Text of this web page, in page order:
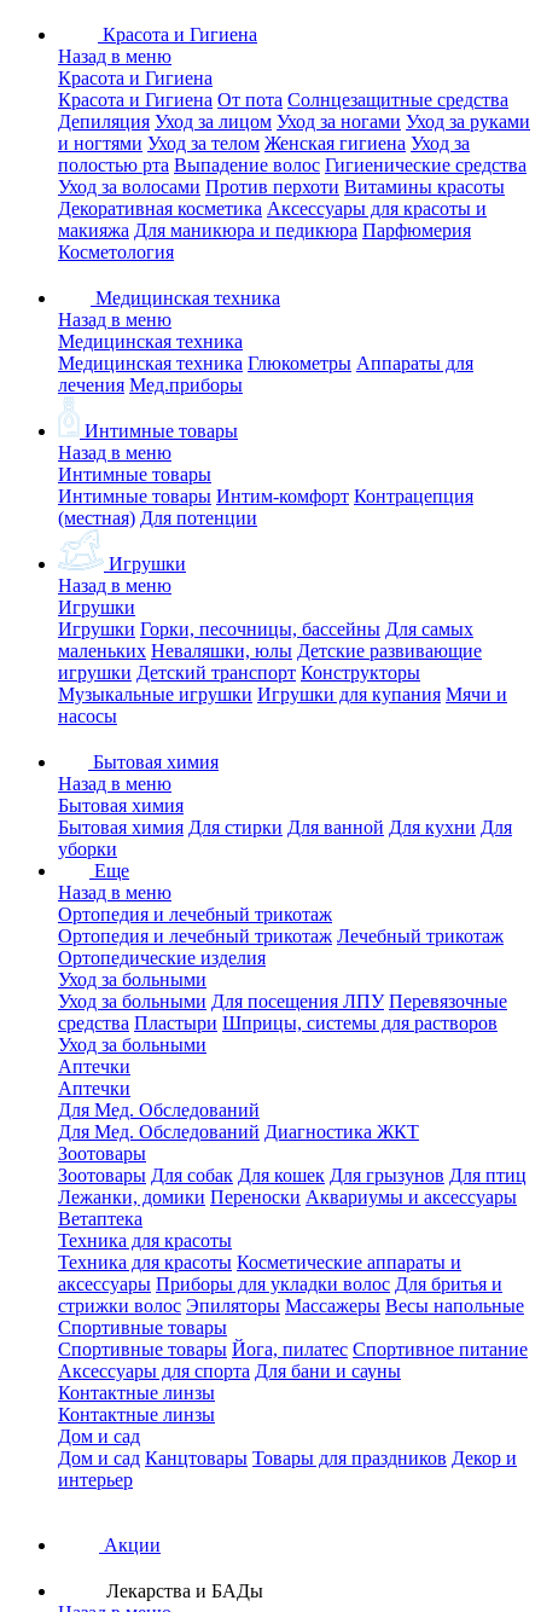
Красота и Гигиена
Назад в меню
Красота и Гигиена
Красота и Гигиена От пота Солнцезащитные средства
Депиляция Уход за лицом Уход за ногами Уход за руками
и ногтями Уход за телом Женская гигиена Уход за
полостью рта Выпадение волос Гигиенические средства
Уход за волосами Против перхоти Витамины красоты
Декоративная косметика Аксессуары для красоты и
макияжа Для маникюра и педикюра Парфюмерия
Косметология
Медицинская техника
Назад в меню
Медицинская техника
Медицинская техника Глюкометры Аппараты для
лечения Мед.приборы
Интимные товары
Назад в меню
Интимные товары
Интимные товары Интим-комфорт Контрацепция
(местная) Для потенции
Игрушки
Назад в меню
Игрушки
Игрушки Горки, песочницы, бассейны Для самых
маленьких Неваляшки, юлы Детские развивающие
игрушки Детский транспорт Конструкторы
Музыкальные игрушки Игрушки для купания Мячи и
насосы
Бытовая химия
Назад в меню
Бытовая химия
Бытовая химия Для стирки Для ванной Для кухни Для
уборки
Еще
Назад в меню
Ортопедия и лечебный трикотаж
Ортопедия и лечебный трикотаж Лечебный трикотаж
Ортопедические изделия
Уход за больными
Уход за больными Для посещения ЛПУ Перевязочные
средства Пластыри Шприцы, системы для растворов
Уход за больными
Аптечки
Аптечки
Для Мед. Обследований
Для Мед. Обследований Диагностика ЖКТ
Зоотовары
Зоотовары Для собак Для кошек Для грызунов Для птиц
Лежанки, домики Переноски Аквариумы и аксессуары
Ветаптека
Техника для красоты
Техника для красоты Косметические аппараты и
аксессуары Приборы для укладки волос Для бритья и
стрижки волос Эпиляторы Массажеры Весы напольные
Спортивные товары
Спортивные товары Йога, пилатес Спортивное питание
Аксессуары для спорта Для бани и сауны
Контактные линзы
Контактные линзы
Дом и сад
Дом и сад Канцтовары Товары для праздников Декор и
интерьер
Акции
Лекарства и БАДы